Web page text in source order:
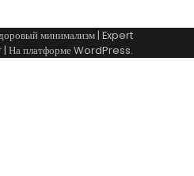
минимализм| Expert
| На платформеWordPress.